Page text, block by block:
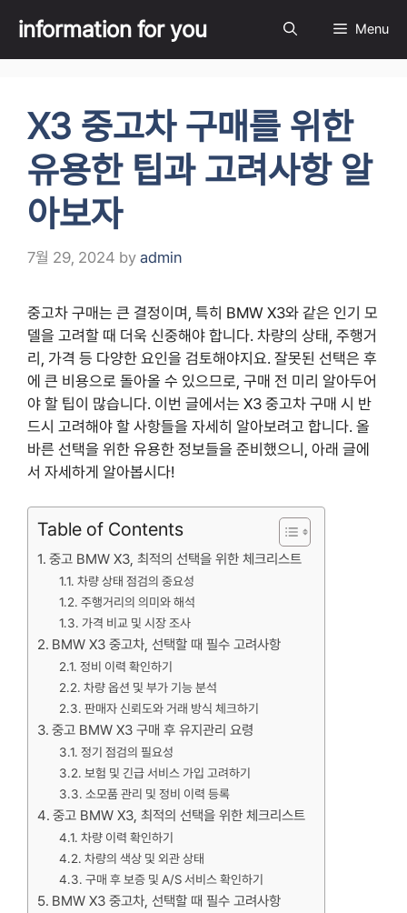
content
information for you Menu
X3 중고차 구매를 위한
유용한 팁과 고려사항 알
아보자
7월 29, 2024 by admin
중고차 구매는 큰 결정이며, 특히 BMW X3와 같은 인기 모
델을 고려할 때 더욱 신중해야 합니다. 차량의 상태, 주행거
리, 가격 등 다양한 요인을 검토해야지요. 잘못된 선택은 후
에 큰 비용으로 돌아올 수 있으므로, 구매 전 미리 알아두어
야 할 팁이 많습니다. 이번 글에서는 X3 중고차 구매 시 반
드시 고려해야 할 사항들을 자세히 알아보려고 합니다. 올
바른 선택을 위한 유용한 정보들을 준비했으니, 아래 글에
서 자세하게 알아봅시다!
Table of Contents
중고 BMW X3, 최적의 선택을 위한 체크리스트
차량 상태 점검의 중요성
주행거리의 의미와 해석
가격 비교 및 시장 조사
BMW X3 중고차, 선택할 때 필수 고려사항
정비 이력 확인하기
차량 옵션 및 부가 기능 분석
판매자 신뢰도와 거래 방식 체크하기
중고 BMW X3 구매 후 유지관리 요령
정기 점검의 필요성
보험 및 긴급 서비스 가입 고려하기
소모품 관리 및 정비 이력 등록
중고 BMW X3, 최적의 선택을 위한 체크리스트
차량 이력 확인하기
차량의 색상 및 외관 상태
구매 후 보증 및 A/S 서비스 확인하기
BMW X3 중고차, 선택할 때 필수 고려사항